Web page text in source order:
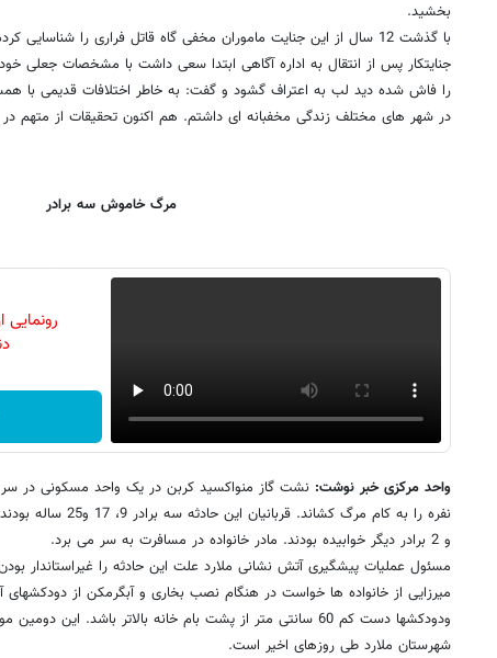
بخشید.
با گذشت 12 سال از این جنایت ماموران مخفی گاه قاتل فراری را
جنایتکار پس از انتقال به اداره آگاهی ابتدا سعی داشت با مشخصات جعلی
را فاش شده دید لب به اعتراف گشود و گفت: به خاطر اختلافات قدیمی با
در شهر های مختلف زندگی مخفبانه ای داشتم. هم اکنون تحقیقات از متهم در
مرگ خاموش سه برادر
واحد مرکزی خبر نوشت: نشت گاز منواکسید کربن در یک واحد مسکونی در سر
نفره را به کام مرگ
و 2 برادر دیگر خوابیده بودند. مادر خانواده در مسافرت به سر می برد.
مسئول عملیات پیشگیری آتش نشانی ملارد علت این حادثه را غیراستاندار
میرزایی از خانواده ها خواست در هنگام نصب بخاری و آبگرمکن از دودکشهای
ودودکشها دست کم 60 سانتی متر از پشت بام خانه بالاتر باشد. این
شهرستان ملارد طی روزهای اخیر است.